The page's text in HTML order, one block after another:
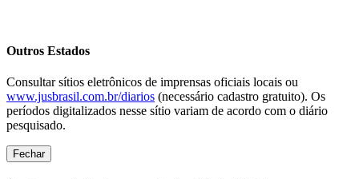
Outros Estados
Consultar sítios eletrônicos de imprensas oficiais locais ou
www.jusbrasil.com.br/diarios (necessário cadastro gratuito). Os
períodos digitalizados nesse sítio variam de acordo com o diário
pesquisado.
Fechar